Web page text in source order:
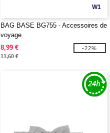
W1
BAG BASE BG755 - Accessoires de
voyage
8,99 €
11,60 €
-22%